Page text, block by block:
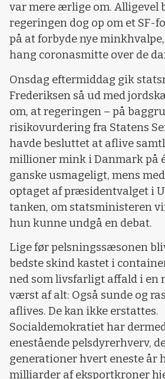
var mere ærlige om. Alligevel
regeringen dog op om et SF-
på at forbyde nye
hang coronasmitte over de
Onsdag eftermiddag gik
Frederiksen så ud med
om, at regeringen – på
risikovurdering fra Statens
havde besluttet at aflive
millioner mink i Danmark på
ganske usmageligt, mens
optaget af præsidentvalget i
tanken, om statsministeren
hun kunne undgå en debat.
Lige før pelsningssæsonen
bedste skind kastet i
ned som livsfarligt affald i en
værst af alt: Også sunde og
aflives. De kan ikke erstattes.
Socialdemokratiet har
enestående pelsdyrerhverv,
generationer hvert eneste år
milliarder af eksportkroner